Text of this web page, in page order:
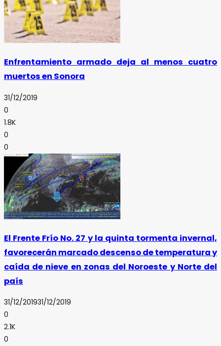
Enfrentamiento armado deja al menos cuatro
muertos en Sonora
31/12/2019
0
1.8K
0
0
El Frente Frío No. 27 y la quinta tormenta invernal,
favorecerán marcado descenso de temperatura y
caída de nieve en zonas del Noroeste y Norte del
país
31/12/201931/12/2019
0
2.1K
0